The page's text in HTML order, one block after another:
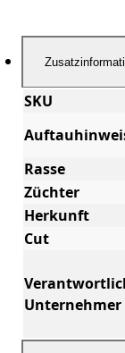
SKU
Rasse
Züchter
Herkunft
Cut
Unternehmer